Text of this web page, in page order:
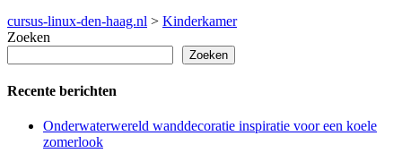
cursus-linux-den-haag.nl > Kinderkamer
Zoeken
Zoeken
Recente berichten
Onderwaterwereld wanddecoratie inspiratie voor een koele
zomerlook